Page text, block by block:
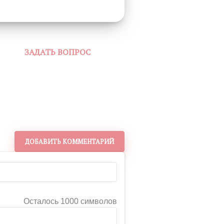
ЗАДАТЬ ВОПРОС
ДОБАВИТЬ КОММЕНТАРИЙ
Осталось 1000 символов